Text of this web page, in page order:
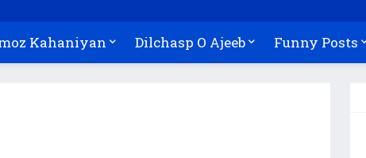
Kahaniyan Dilchasp O Ajeeb Funny Posts